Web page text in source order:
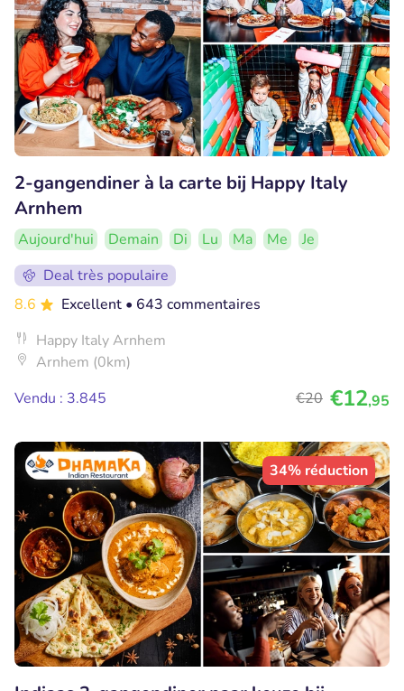
2-gangendiner à la carte bij Happy Italy
Arnhem
Aujourd'hui Demain Di Lu Ma Me
Je
Deal très populaire
8.6
Excellent • 643 commentaires
Happy Italy Arnhem
Arnhem (0km)
Vendu : 3.845
€20 €12,95
34% réduction